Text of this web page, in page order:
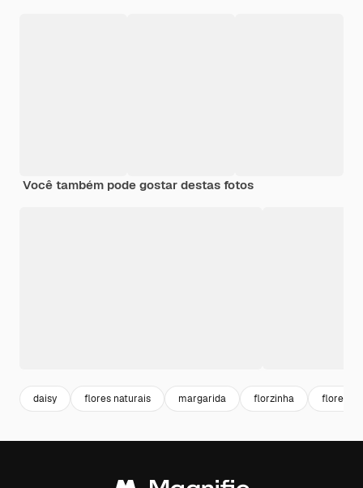
Você também pode gostar destas fotos
daisy flores naturais margarida florzinha flores